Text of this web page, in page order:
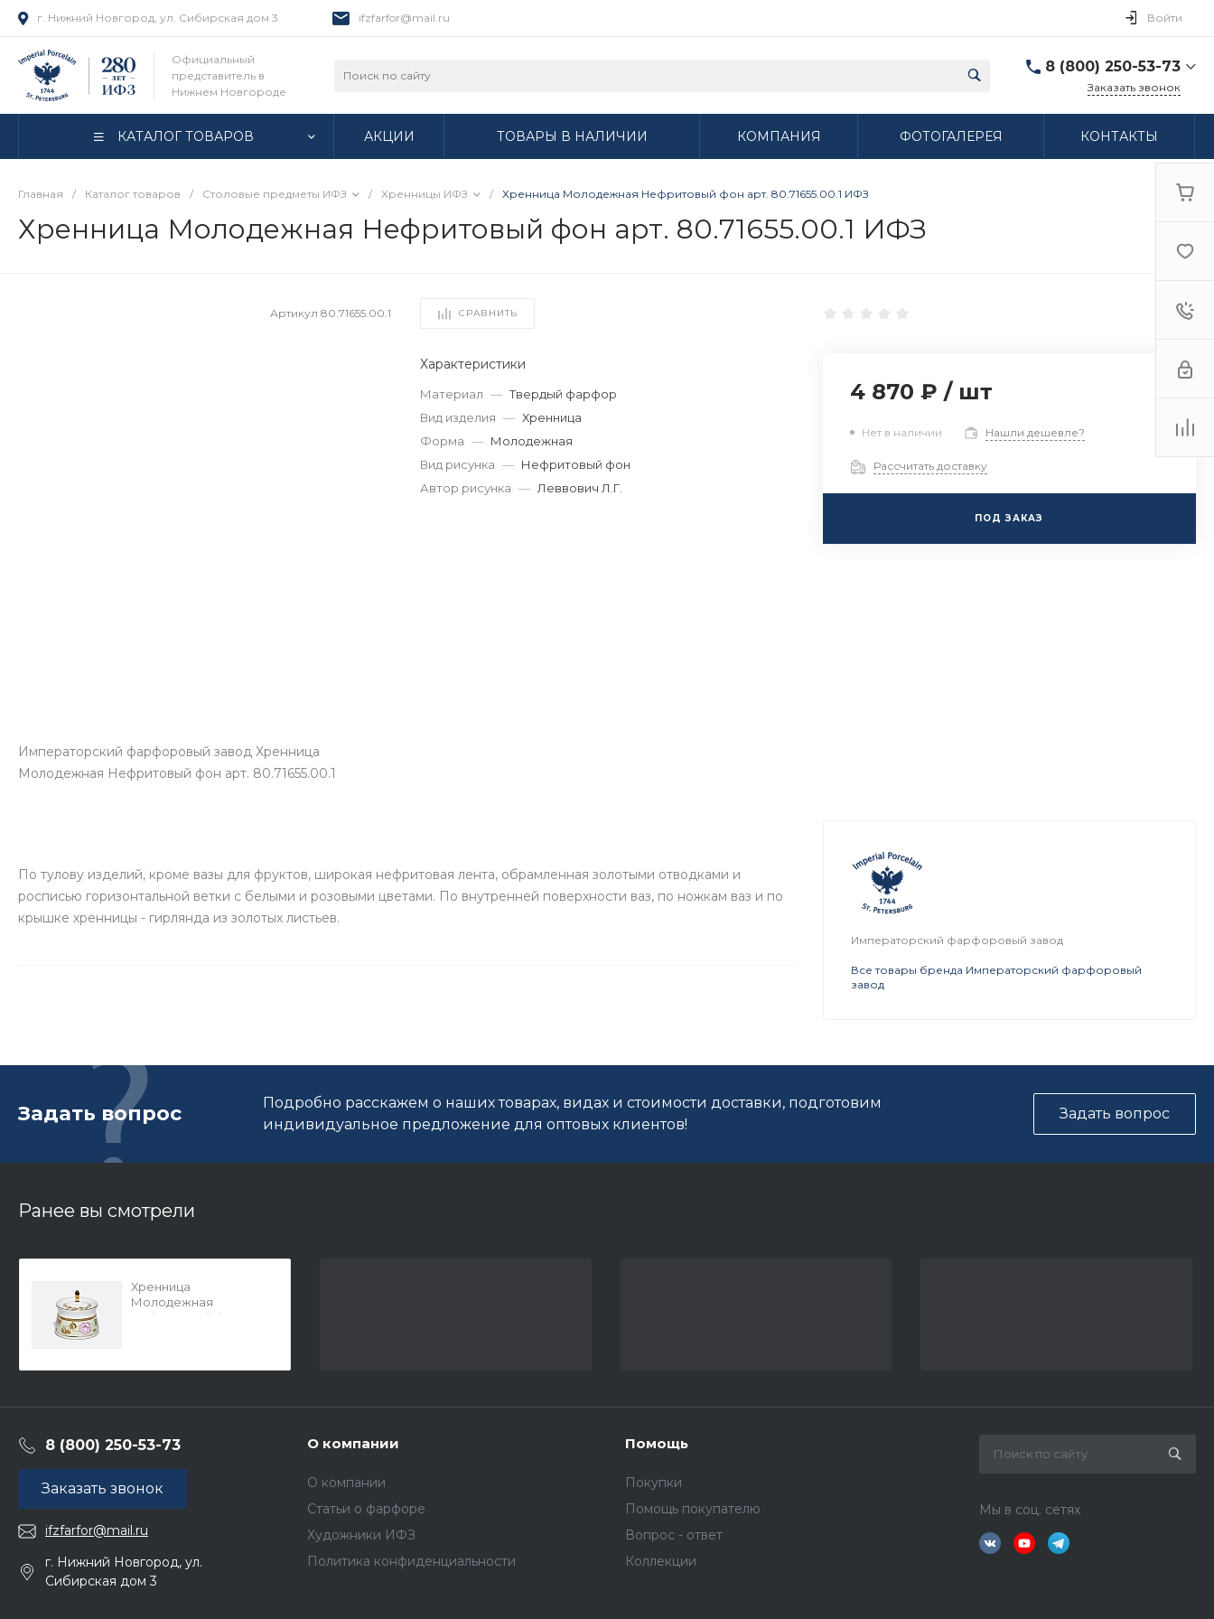
г. Нижний Новгород, ул. Сибирская дом 3 ifzfarfor@mail.ru Войти
Официальный
представитель в
Нижнем Новгороде
8 (800) 250-53-73
г. Нижний Новгород,
Заказать звонок
КАТАЛОГ ТОВАРОВ АКЦИИ ТОВАРЫ В НАЛИЧИИ КОМПАНИЯ ФОТОГАЛЕРЕЯ КОНТАКТЫ
Главная / Каталог товаров / Столовые предметы ИФЗ / Хренницы ИФЗ / Хренница Молодежная Нефритовый фон арт. 80.71655.00.1 ИФЗ
Хренница Молодежная Нефритовый фон арт. 80.71655.00.1 ИФЗ
Артикул80.71655.00.1 СРАВНИТЬ
Императорский фарфоровый завод Хренница
Молодежная Нефритовый фон арт. 80.71655.00.1
Характеристики
Материал — Твердый фарфор
Вид изделия — Хренница
Форма — Молодежная
Вид рисунка — Нефритовый фон
Автор рисунка — Леввович Л.Г.
4 870 ₽ / шт
Нет в наличии Нашли дешевле?
Рассчитать доставку
ПОД ЗАКАЗ
По тулову изделий, кроме вазы для фруктов, широкая нефритовая лента, обрамленная золотыми отводками и
росписью горизонтальной ветки с белыми и розовыми цветами. По внутренней поверхности ваз, по ножкам ваз и по
крышке хренницы - гирлянда из золотых листьев.
Императорский фарфоровый завод
Все товары бренда Императорский фарфоровый
завод
Задать вопрос
Подробно расскажем о наших товарах, видах и стоимости доставки, подготовим
индивидуальное предложение для оптовых клиентов!
Задать вопрос
Ранее вы смотрели
Хренница
Молодежная
Нефритовый фон арт.
8 (800) 250-53-73
Заказать звонок
ifzfarfor@mail.ru
г. Нижний Новгород, ул.
Сибирская дом 3
О компании
О компании
Статьи о фарфоре
Художники ИФЗ
Политика конфиденциальности
Помощь
Покупки
Помощь покупателю
Вопрос - ответ
Коллекции
Мы в соц. сетях